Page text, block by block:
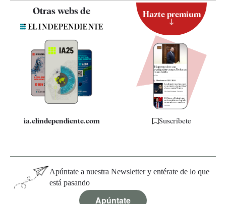
Contacto
Quiénes somos
Especificaciones
Otras webs de
ia.elindependiente.com
Hazte premium
Suscríbete
Apúntate a nuestra Newsletter y entérate de lo que
está pasando
Apúntate